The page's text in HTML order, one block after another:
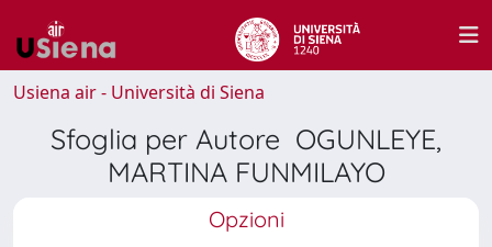
Usiena air - Università di Siena
Sfoglia per Autore OGUNLEYE,
MARTINA FUNMILAYO
Opzioni